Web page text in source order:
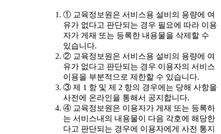
① 교육정보원은 서비스용 설비의 용량에 여
유가 없다고 판단되는 경우 필요에 따라 이용
자가 게재 또는 등록한 내용물을 삭제할 수
있습니다.
② 교육정보원은 서비스용 설비의 용량에 여
유가 없다고 판단되는 경우 이용자의 서비스
이용을 부분적으로 제한할 수 있습니다.
③ 제 1 항 및 제 2 항의 경우에는 당해 사항을
사전에 온라인을 통해서 공지합니다.
④ 교육정보원은 이용자가 게재 또는 등록하
는 서비스내의 내용물이 다음 각호에 해당한
다고 판단되는 경우에 이용자에게 사전 통지